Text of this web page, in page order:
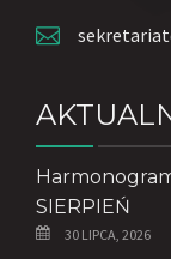
SIERPIEŃ
30 LIPCA, 2026